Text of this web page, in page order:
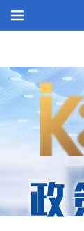
《关于加快推进全